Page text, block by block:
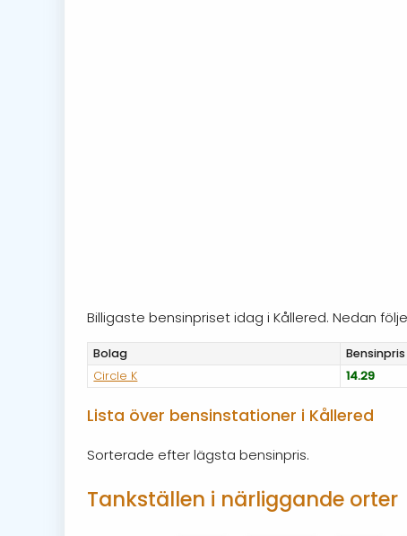
Billigaste bensinpriset idag i Kållered. Nedan
Bolag Bensinpris
Circle K
14.29
Lista över bensinstationer i Kållered
Sorterade efter lägsta bensinpris.
Tankställen i närliggande orter